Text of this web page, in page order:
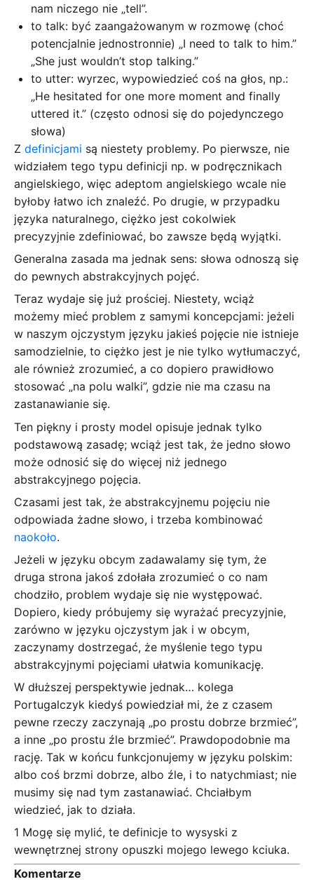
nam niczego nie „tell”.
to talk: być zaangażowanym w rozmowę (choć
potencjalnie jednostronnie) „I need to talk to him.”
„She just wouldn’t stop talking.”
to utter: wyrzec, wypowiedzieć coś na głos, np.:
„He hesitated for one more moment and finally
uttered it.” (często odnosi się do pojedynczego
słowa)
Z definicjami są niestety problemy. Po pierwsze, nie
widziałem tego typu definicji np. w podręcznikach
angielskiego, więc adeptom angielskiego wcale nie
byłoby łatwo ich znaleźć. Po drugie, w przypadku
języka naturalnego, ciężko jest cokolwiek
precyzyjnie zdefiniować, bo zawsze będą wyjątki.
Generalna zasada ma jednak sens: słowa odnoszą się
do pewnych abstrakcyjnych pojęć.
Teraz wydaje się już prościej. Niestety, wciąż
możemy mieć problem z samymi koncepcjami: jeżeli
w naszym ojczystym języku jakieś pojęcie nie istnieje
samodzielnie, to ciężko jest je nie tylko wytłumaczyć,
ale również zrozumieć, a co dopiero prawidłowo
stosować „na polu walki”, gdzie nie ma czasu na
zastanawianie się.
Ten piękny i prosty model opisuje jednak tylko
podstawową zasadę; wciąż jest tak, że jedno słowo
może odnosić się do więcej niż jednego
abstrakcyjnego pojęcia.
Czasami jest tak, że abstrakcyjnemu pojęciu nie
odpowiada żadne słowo, i trzeba kombinować
naokoło.
Jeżeli w języku obcym zadawalamy się tym, że
druga strona jakoś zdołała zrozumieć o co nam
chodziło, problem wydaje się nie występować.
Dopiero, kiedy próbujemy się wyrażać precyzyjnie,
zarówno w języku ojczystym jak i w obcym,
zaczynamy dostrzegać, że myślenie tego typu
abstrakcyjnymi pojęciami ułatwia komunikację.
W dłuższej perspektywie jednak… kolega
Portugalczyk kiedyś powiedział mi, że z czasem
pewne rzeczy zaczynają „po prostu dobrze brzmieć”,
a inne „po prostu źle brzmieć”. Prawdopodobnie ma
rację. Tak w końcu funkcjonujemy w języku polskim:
albo coś brzmi dobrze, albo źle, i to natychmiast; nie
musimy się nad tym zastanawiać. Chciałbym
wiedzieć, jak to działa.
1 Mogę się mylić, te definicje to wysyski z
wewnętrznej strony opuszki mojego lewego kciuka.
Komentarze